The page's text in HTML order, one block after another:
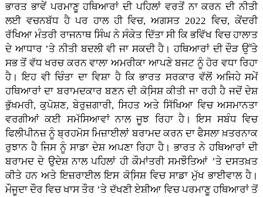
ਭਾਰਤ ਭਾਵੇਂ ਪਰਮਾਣੂ ਹਥਿਆਰਾਂ ਦੀ ਪਹਿਲਾਂ ਵਰਤੋਂ ਨਾ ਕਰਨ ਦੀ ਨੀਤੀ
ਲਈ ਵਚਨਬੱਧ ਹੈ ਪਰ ਹਾਲ ਹੀ ਵਿਚ, ਅਗਸਤ 2022 ਵਿਚ, ਕੇਂਦਰੀ
ਰੱਖਿਆ ਮੰਤਰੀ ਰਾਜਨਾਥ ਸਿੰਘ ਨੇ ਸੰਕੇਤ ਦਿੱਤਾ ਸੀ ਕਿ ਭਵਿੱਖ ਵਿਚ ਹਾਲਾਤ
ਦੇ ਆਧਾਰ ’ਤੇ ਨੀਤੀ ਬਦਲੀ ਵੀ ਜਾ ਸਕਦੀ ਹੈ। ਹਥਿਆਰਾਂ ਦੀ ਦੌੜ ਉੱਤੇ
ਸਭ ਤੋਂ ਵੱਧ ਖਰਚ ਕਰਨ ਵਾਲਾ ਅਮਰੀਕਾ ਆਪਣੇ ਬਜਟ ਨੂੰ ਹੋਰ ਵਧਾ ਰਿਹਾ
ਹੈ। ਇਹ ਵੀ ਚਿੰਤਾ ਦਾ ਵਿਸ਼ਾ ਹੈ ਕਿ ਭਾਰਤ ਸਰਕਾਰ ਵੱਲੋਂ ਅਜਿਹੇ ਸਮੇਂ
ਹਥਿਆਰਾਂ ਦਾ ਬਰਾਮਦਕਾਰ ਬਣਨ ਦੀ ਕੋਸਿ਼ਸ਼ ਕੀਤੀ ਜਾ ਰਹੀ ਹੈ ਜਦੋਂ ਦੇਸ਼
ਭੁੱਖਮਰੀ, ਕੁਪੋਸ਼ਣ, ਬੇਰੁਜ਼ਗਾਰੀ, ਸਿਹਤ ਅਤੇ ਸਿੱਖਿਆ ਵਿਚ ਅਸਮਾਨਤਾ
ਵਰਗੀਆਂ ਕਈ ਸਮੱਸਿਆਵਾਂ ਨਾਲ ਜੂਝ ਰਿਹਾ ਹੈ। ਇਸ ਸਬੰਧ ਵਿਚ
ਫਿਲੀਪੀਨਜ਼ ਨੂੰ ਬ੍ਰਹਮੋਸ ਮਿਜ਼ਾਈਲਾਂ ਬਰਾਮਦ ਕਰਨ ਦਾ ਫੈਸਲਾ ਖ਼ਤਰਨਾਕ
ਰੁਝਾਨ ਹੈ ਜਿਸ ਨੂੰ ਸਾਡਾ ਦੇਸ਼ ਅਪਣਾ ਰਿਹਾ ਹੈ। ਭਾਰਤ ਨੇ ਹਥਿਆਰਾਂ ਦੀ
ਬਰਾਮਦ ਦੇ ਉਦੇਸ਼ ਨਾਲ ਪਹਿਲਾਂ ਹੀ ਕੌਮਾਂਤਰੀ ਸਮਝੌਤਿਆਂ ’ਤੇ ਦਸਤਖ਼ਤ
ਕੀਤੇ ਹਨ ਅਤੇ ਇਜ਼ਰਾਈਲ ਇਸ ਕੋਸਿ਼ਸ਼ ਵਿਚ ਸਾਡਾ ਮੁੱਖ ਭਾਈਵਾਲ ਹੈ।
ਮੌਜੂਦਾ ਦੌਰ ਵਿਚ ਖਾਸ ਤੌਰ ’ਤੇ ਦੱਖਣੀ ਏਸ਼ੀਆ ਵਿਚ ਪਰਮਾਣੂ ਹਥਿਆਰਾਂ ਤੋਂ